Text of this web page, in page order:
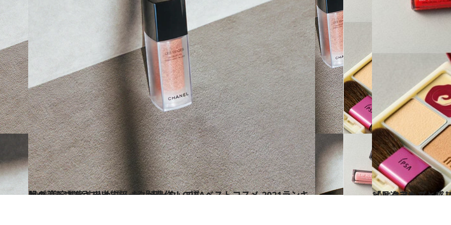
2021.12.12
肌の美しさを引き出すチークが豊作！CREAベストコスメ 2021ランキング 美容賢者17人が選んだ「チーク」5選
ビューティ＆ヘルス 2021.9.21
「見違えた」と感じさせる！ メイクの力を思い知る12品を 齋藤 薫がピックアップ
ビューティ＆ヘル